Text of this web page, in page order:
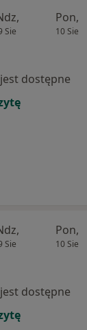
Sie
Pon,
10 Sie
dostępne
Sie
Pon,
10 Sie
dostępne